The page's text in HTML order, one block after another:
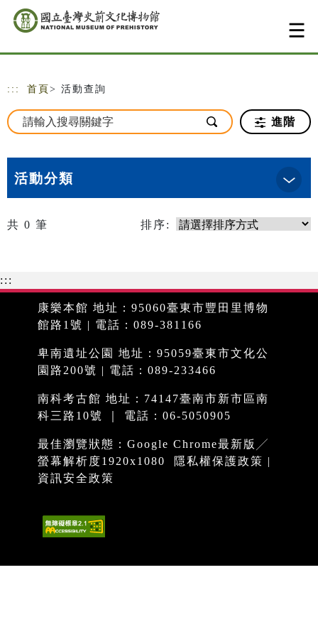
跳到主要內容
網站導覽
::: 首頁 > 活動查詢
進階
活動分類
共 0 筆 排序:
:::
康樂本館 地址：95060臺東市豐田里博物
館路1號 | 電話：089-381166
卑南遺址公園 地址：95059臺東市文化公
園路200號 | 電話：089-233466
南科考古館 地址：74147臺南市新市區南
科三路10號 ｜ 電話：06-5050905
最佳瀏覽狀態：Google Chrome最新版╱
螢幕解析度1920x1080
隱私權保護政策 |
資訊安全政策